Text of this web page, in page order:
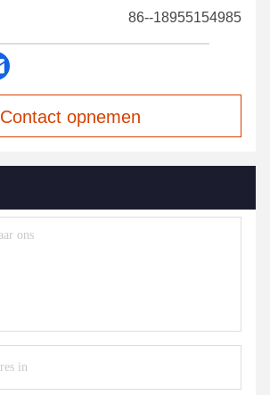
86--18955154985
Contact opnemen